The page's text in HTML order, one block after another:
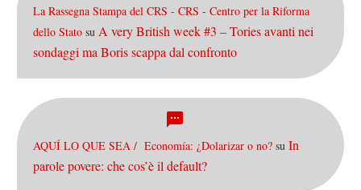
La Rassegna Stampa del CRS - CRS - Centro per la Riforma
dello Stato su A very British week #3 – Tories avanti nei
sondaggi ma Boris scappa dal confronto
AQUÍ LO QUE SEA / Economía: ¿Dolarizar o no? su In
parole povere: che cos’è il default?